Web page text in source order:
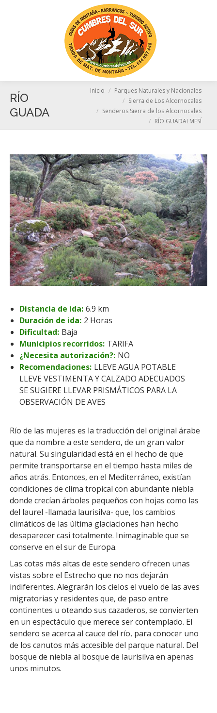
RÍO
GUADALMESÍ
Inicio
Parques Naturales y Nacionales
Sierra de Los Alcornocales
Senderos Sierra de los Alcornocales
RÍO GUADALMESÍ
Distancia de ida: 6.9 km
Duración de ida: 2 Horas
Dificultad: Baja
Municipios recorridos: TARIFA
¿Necesita autorización?: NO
Recomendaciones: LLEVE AGUA POTABLE
LLEVE VESTIMENTA Y CALZADO ADECUADOS
SE SUGIERE LLEVAR PRISMÁTICOS PARA LA
OBSERVACIÓN DE AVES
Río de las mujeres es la traducción del original árabe
que da nombre a este sendero, de un gran valor
natural. Su singularidad está en el hecho de que
permite transportarse en el tiempo hasta miles de
años atrás. Entonces, en el Mediterráneo, existían
condiciones de clima tropical con abundante niebla
donde crecían árboles pequeños con hojas como las
del laurel -llamada laurisilva- que, los cambios
climáticos de las última glaciaciones han hecho
desaparecer casi totalmente. Inimaginable que se
conserve en el sur de Europa.
Las cotas más altas de este sendero ofrecen unas
vistas sobre el Estrecho que no nos dejarán
indiferentes. Alegrarán los cielos el vuelo de las aves
migratorias y residentes que, de paso entre
continentes u oteando sus cazaderos, se convierten
en un espectáculo que merece ser contemplado. El
sendero se acerca al cauce del río, para conocer uno
de los canutos más accesible del parque natural. Del
bosque de niebla al bosque de laurisilva en apenas
unos minutos.